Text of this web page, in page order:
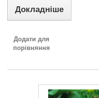
Докладніше
Додати для
порівняння